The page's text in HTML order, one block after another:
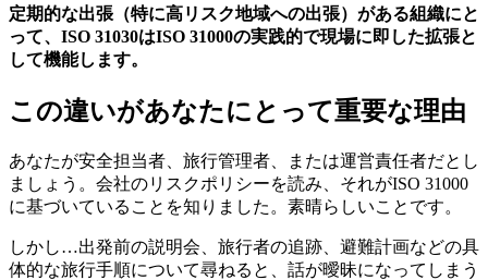
定期的な出張（特に高リスク地域への出張）がある組織にと
って、ISO 31030はISO 31000の実践的で現場に即した拡張と
して機能します。
この違いがあなたにとって重要な理由
あなたが安全担当者、旅行管理者、または運営責任者だとし
ましょう。会社のリスクポリシーを読み、それがISO 31000
に基づいていることを知りました。素晴らしいことです。
しかし…出発前の説明会、旅行者の追跡、避難計画などの具
体的な旅行手順について尋ねると、話が曖昧になってしまう